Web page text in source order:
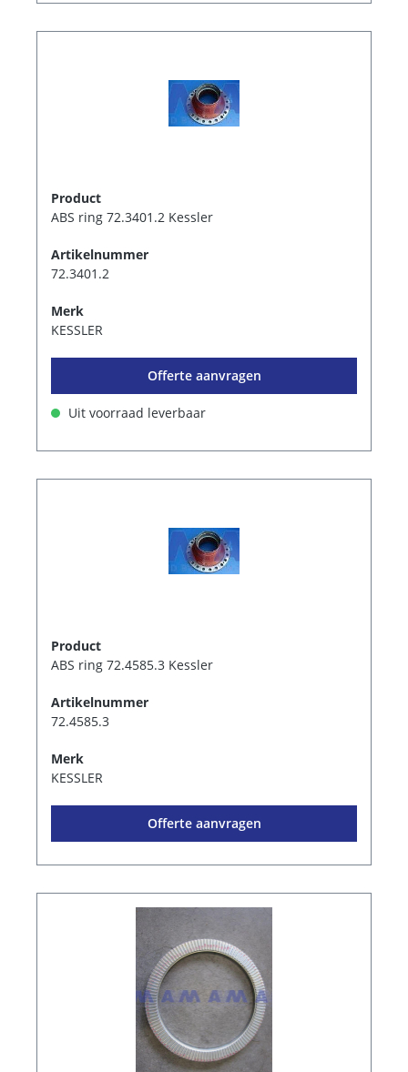
Product
ABS ring 72.3401.2 Kessler
Artikelnummer
72.3401.2
Merk
KESSLER
Offerte aanvragen
Uit voorraad leverbaar
Product
ABS ring 72.4585.3 Kessler
Artikelnummer
72.4585.3
Merk
KESSLER
Offerte aanvragen